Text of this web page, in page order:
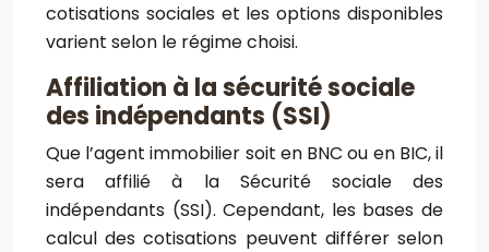
cotisations sociales et les options disponibles
varient selon le régime choisi.
Affiliation à la sécurité sociale
des indépendants (SSI)
Que l’agent immobilier soit en BNC ou en BIC, il
sera affilié à la Sécurité sociale des
indépendants (SSI). Cependant, les bases de
calcul des cotisations peuvent différer selon